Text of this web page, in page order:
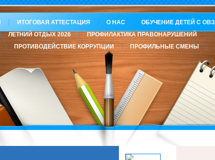
ИТОГОВАЯ АТТЕСТАЦИЯ О НАС
ОБУЧЕНИЕ ДЕТЕЙ С ОВЗ
ЛЕТНИЙ ОТДЫХ 2026
ПРОФИЛАКТИКА ПРАВОНАРУШЕНИЙ
ПРОТИВОДЕЙСТВИЕ КОРРУПЦИИ
ПРОФИЛЬНЫЕ СМЕНЫ